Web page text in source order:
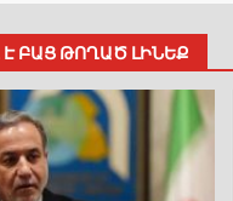
ԲԱՑ ԹՈՂԱԾ ԼԻՆԵՔ